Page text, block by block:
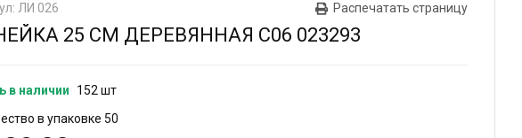
Распечатать страницу
ЛИ 026
25 СМ ДЕРЕВЯННАЯ С06 023293
в наличии
152 шт
в упаковке 50